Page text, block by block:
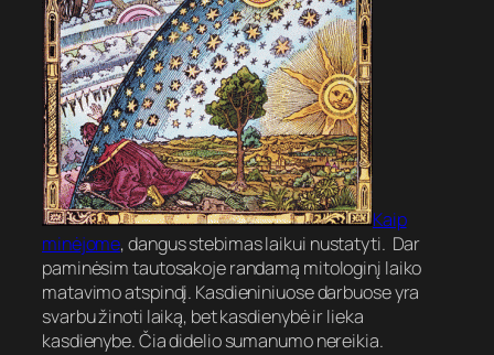
Kaip
minėjome, dangus stebimas laikui nustatyti. Dar
paminėsim tautosakoje randamą mitologinį laiko
matavimo atspindį. Kasdieniniuose darbuose yra
svarbu žinoti laiką, bet kasdienybė ir lieka
kasdienybe. Čia didelio sumanumo nereikia.